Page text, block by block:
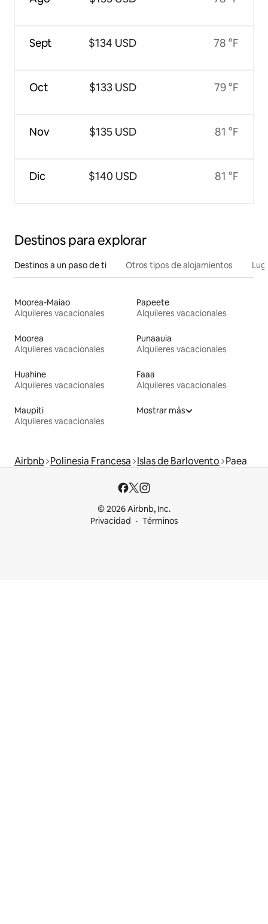
Sept
Oct
Nov
Dic
$134 USD
$133 USD
$135 USD
$140 USD
78 °F
79 °F
81 °F
81 °F
Destinos para explorar
Destinos a un paso de ti Otros tipos de alojamientos
Moorea-Maiao
Alquileres vacacionales
Papeete
Alquileres vacacionales
Moorea
Alquileres vacacionales
Punaauia
Alquileres vacacionales
Huahine
Alquileres vacacionales
Faaa
Alquileres vacacionales
Maupiti
Alquileres vacacionales
Mostrar más
Airbnb Polinesia Francesa Islas de Barlovento Paea
© 2026 Airbnb, Inc.
Privacidad
Términos